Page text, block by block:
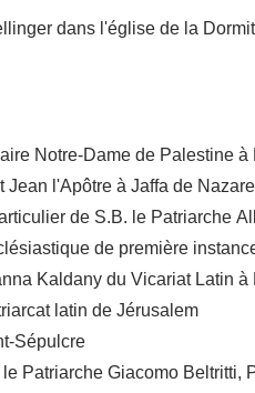
dans l'église de la
Notre-Dame de Palestine
l'Apôtre à Jaffa de
de S.B. le Patriarche
de première
Kaldany du Vicariat Latin
latin de Jérusalem
Sépulcre
Patriarche Giacomo